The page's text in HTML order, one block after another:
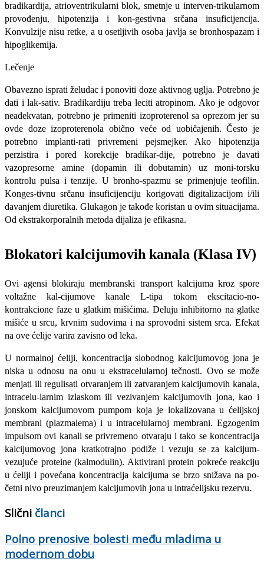
bradikardija, atrioventrikularni blok, smetnje u interven-trikularnom
provođenju, hipotenzija i kon-gestivna srčana insuficijencija.
Konvulzije nisu retke, a u osetljivih osoba javlja se bronhospazam i
hipoglikemija.
Lečenje
Obavezno isprati želudac i ponoviti do­ze aktivnog uglja. Potrebno je
dati i lak-sativ. Bradikardiju treba leciti atropinom. Ako je odgovor
neadekvatan, potrebno je primeniti izoproterenol sa oprezom jer su
ovde doze izoproterenola obično veće od uobičajenih. Često je
potrebno implanti-rati privremeni pejsmejker. Ako hipoten­zija
perzistira i pored korekcije bradikar-dije, potrebno je davati
vazopresorne amine (dopamin ili dobutamin) uz moni-torsku
kontrolu pulsa i tenzije. U bronho-spazmu se primenjuje teofilin.
Konges-tivnu srčanu insuficijenciju korigovati digitalizacijom i/ili
davanjem diuretika. Glukagon je takođe koristan u ovim situ­acijama.
Od ekstrakorporalnih metoda di­jaliza je efikasna.
Blokatori kalcijumovih kanala (Klasa IV)
Ovi agensi blokiraju membranski tran­sport kalcijuma kroz spore
voltažne kal-cijumove kanale L-tipa tokom ekscitacio-no-
kontrakcione faze u glatkim mišići­ma. Deluju inhibitorno na glatke
mišiće u srcu, krvnim sudovima i na sprovodni si­stem srca. Efekat
na ove ćelije varira zav­isno od leka.
U normalnoj ćeliji, koncentracija slobod­nog kalcijumovog jona je
niska u odnosu na onu u ekstracelularnoj tečnosti. Ovo se može
menjati ili regulisati otvaranjem ili za­tvaranjem kalcijumovih kanala,
intracelu-larnim izlaskom ili vezivanjem kalcijumo­vih jona, kao i
jonskom kalcijumovom pumpom koja je lokalizovana u ćelijskoj
membrani (plazmalema) i u intracelularnoj membrani. Egzogenim
impulsom ovi kana­li se privremeno otvaraju i tako se koncen­tracija
kalcijumovog jona kratkotrajno po­diže i vezuju se za kalcijum-
vezujuće proteine (kalmodulin). Aktivirani protein pokreće reakciju
u ćeliji i povećana kon­centracija kalcijuma se brzo snižava na po­
četni nivo preuzimanjem kalcijumovih jo­na u intraćelijsku rezervu.
Slični članci
Polno prenosive bolesti među mladima u
modernom dobu